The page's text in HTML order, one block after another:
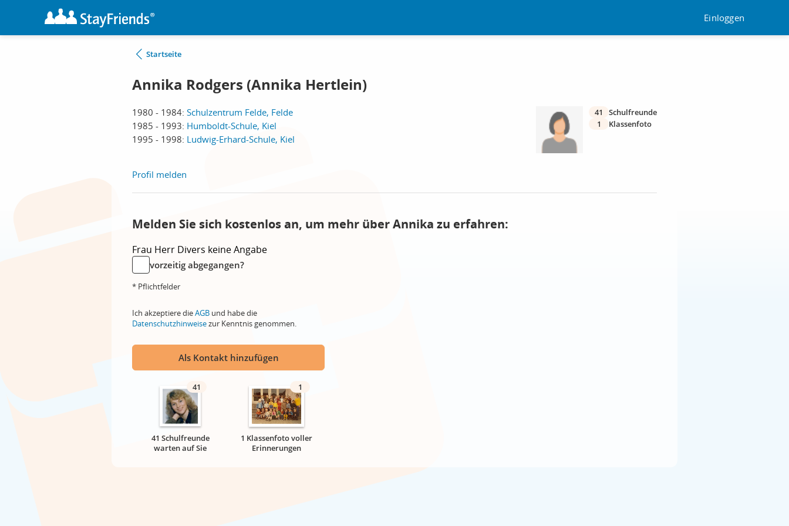
Einloggen
Startseite
Annika Rodgers (Annika Hertlein)
1980 - 1984: Schulzentrum Felde, Felde
1985 - 1993: Humboldt-Schule, Kiel
1995 - 1998: Ludwig-Erhard-Schule, Kiel
41
Schulfreunde
1
Klassenfoto
Profil melden
Melden Sie sich kostenlos an, um mehr über Annika zu erfahren:
Frau Herr Divers keine Angabe
vorzeitig abgegangen?
* Pflichtfelder
Ich akzeptiere dieAGB und habe die
Datenschutzhinweisezur Kenntnis genommen.
Als Kontakt hinzufügen
41
41 Schulfreunde
warten auf Sie
1
1 Klassenfoto voller
Erinnerungen